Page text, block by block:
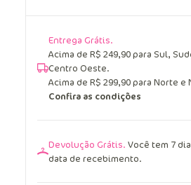
Entrega Grátis.
Acima de R$ 249,90 para Sul,
Centro Oeste.
Acima de R$ 299,90 para Norte e
Confira as condições
Devolução Grátis. Você tem 7
data de recebimento.